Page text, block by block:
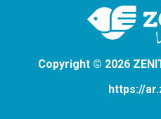
Copyright © 2026
https://